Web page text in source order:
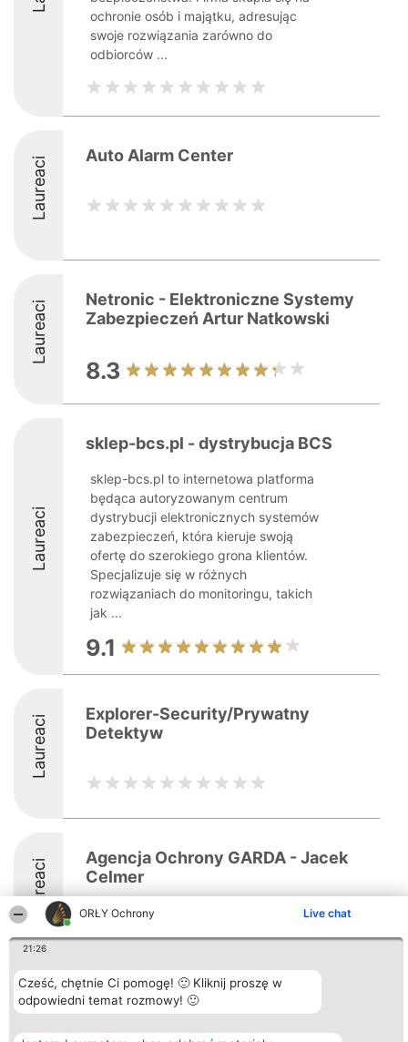
ORŁY Ochrony Live chat
21:26
Cześć, chętnie Ci pomogę! 🙂 Kliknij proszę w
odpowiedni temat rozmowy! 🙂
ochronie osób i majątku, adresując
swoje rozwiązania zarówno do
odbiorców ...
Laureaci Auto Alarm Center
Laureaci
Netronic - Elektroniczne Systemy
Zabezpieczeń Artur Natkowski
8.3
Laureaci
sklep-bcs.pl - dystrybucja BCS
sklep-bcs.pl to internetowa platforma
będąca autoryzowanym centrum
dystrybucji elektronicznych systemów
zabezpieczeń, która kieruje swoją
ofertę do szerokiego grona klientów.
Specjalizuje się w różnych
rozwiązaniach do monitoringu, takich
jak ...
9.1
Laureaci
Explorer-Security/Prywatny
Detektyw
Laureaci
Agencja Ochrony GARDA - Jacek
Celmer
Organizator plebiscytu
Bright Side Solutions sp. z o.
ul. Ruska 22
Plebiscyt
Laureaci
wszystkich
Kontakt